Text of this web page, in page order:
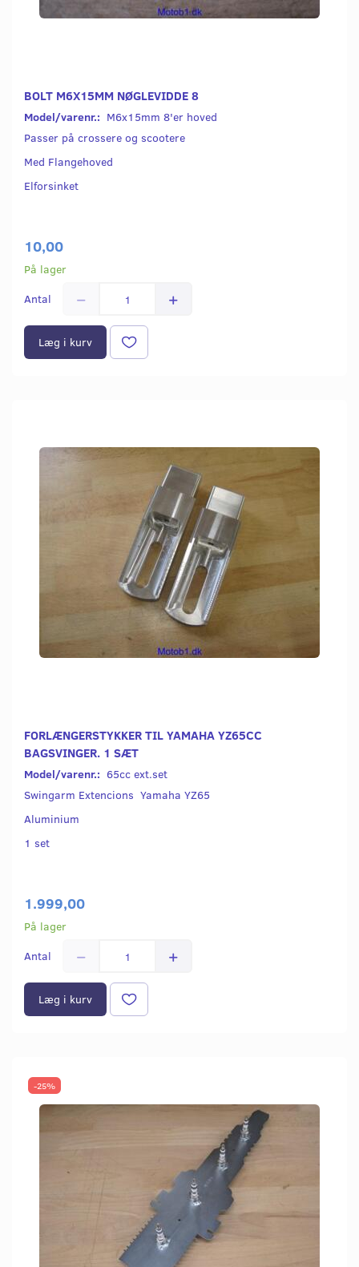
BOLT M6X15MM NØGLEVIDDE 8
Model/varenr.: M6x15mm 8'er hoved
Passer på crossere og scootere
Med Flangehoved
Elforsinket
10,00
På lager
Antal
Læg i kurv
FORLÆNGERSTYKKER TIL YAMAHA YZ65CC
BAGSVINGER. 1 SÆT
Model/varenr.: 65cc ext.set
Swingarm Extencions Yamaha YZ65
Aluminium
1 set
1.999,00
På lager
Antal
Læg i kurv
-25%